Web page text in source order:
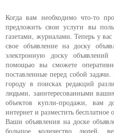
Когда вам необходимо что-то
предложить свои услуги вы
газетами, журналами. Теперь у
свое объявление на доску
электронную доску
помощью вы сможете
поставленные перед собой
городу в поисках редакций
людьми, заинтересованными
объектов купли-продажи, вам
интернет и разместить бесплатное
Ваши объявления на доске
большое количество людей,